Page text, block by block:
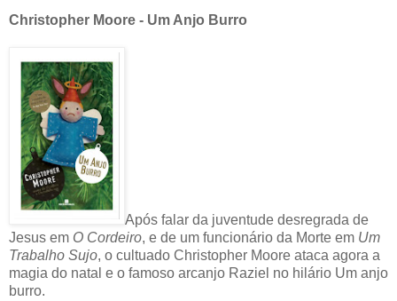
Christopher Moore - Um Anjo Burro
Após falar da juventude desregrada de
Jesus em O Cordeiro, e de um funcionário da Morte em Um
Trabalho Sujo, o cultuado Christopher Moore ataca agora a
magia do natal e o famoso arcanjo Raziel no hilário Um anjo
burro.